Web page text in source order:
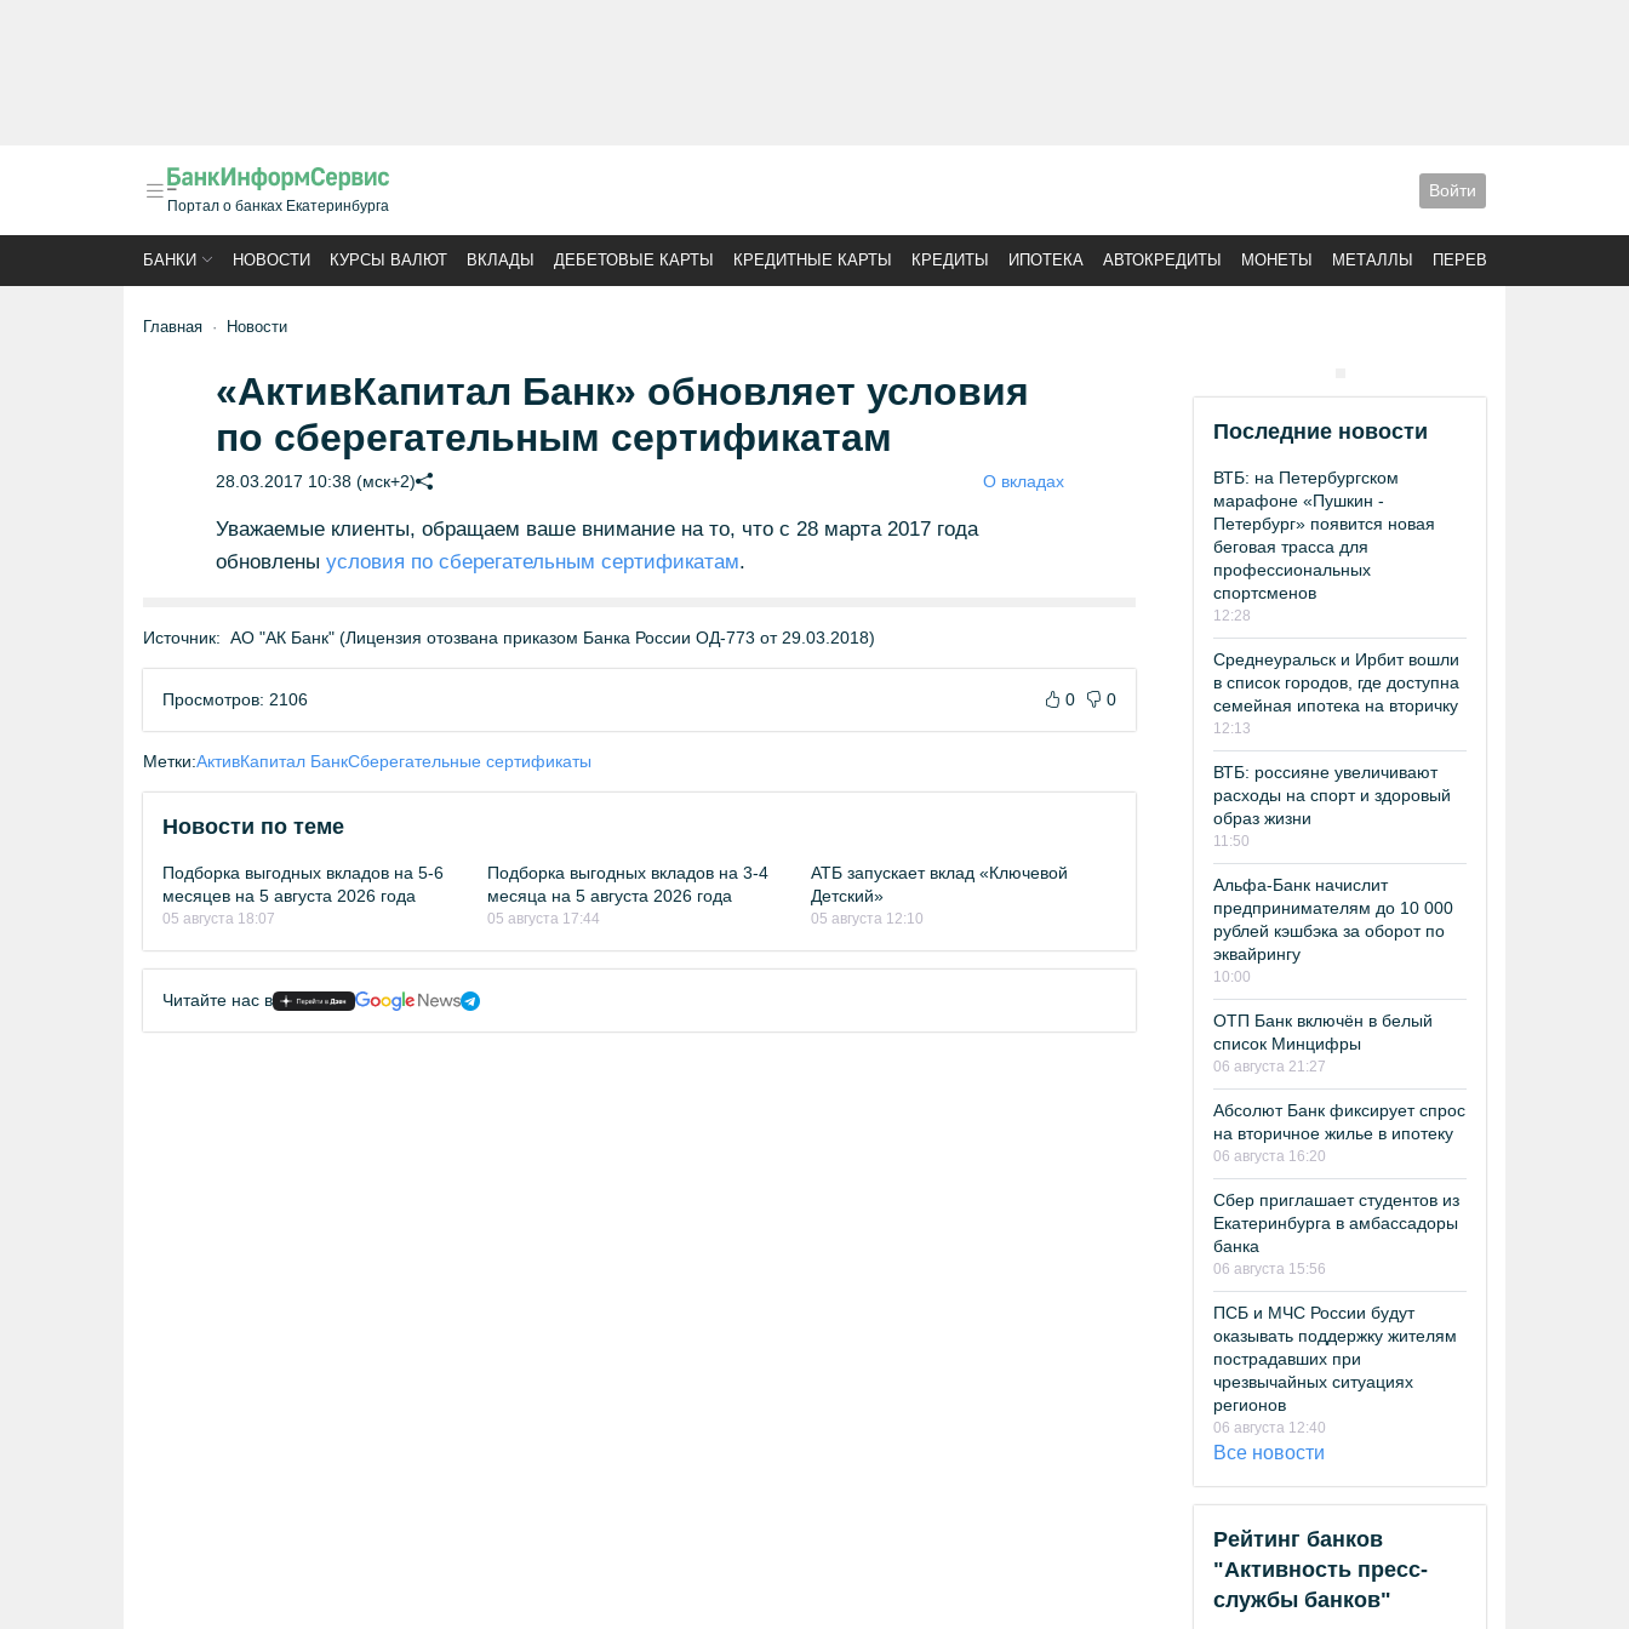
Портал о банках Екатеринбурга
Войти
БАНКИ НОВОСТИ КУРСЫ ВАЛЮТ ВКЛАДЫ ДЕБЕТОВЫЕ КАРТЫ КРЕДИТНЫЕ КАРТЫ КРЕДИТЫ ИПОТЕКА АВТОКРЕДИТЫ МОНЕТЫ МЕТАЛЛЫ ПЕРЕВОДЫ
Главная Новости
«АктивКапитал Банк» обновляет условия
по сберегательным сертификатам
28.03.2017 10:38 (мск+2) О вкладах
Уважаемые клиенты, обращаем ваше внимание на то, что с 28 марта 2017 года
обновлены условия по сберегательным сертификатам.
Источник: АО "АК Банк" (Лицензия отозвана приказом Банка России ОД-773 от 29.03.2018)
Просмотров: 2106 0 0
Метки:АктивКапитал БанкСберегательные сертификаты
Новости по теме
Подборка выгодных вкладов на 5-6
месяцев на 5 августа 2026 года
05 августа 18:07
Подборка выгодных вкладов на 3-4
месяца на 5 августа 2026 года
05 августа 17:44
АТБ запускает вклад «Ключевой
Детский»
05 августа 12:10
Читайте нас в
Последние новости
ВТБ: на Петербургском
марафоне «Пушкин -
Петербург» появится новая
беговая трасса для
профессиональных
спортсменов
12:28
Среднеуральск и Ирбит вошли
в список городов, где доступна
семейная ипотека на вторичку
12:13
ВТБ: россияне увеличивают
расходы на спорт и здоровый
образ жизни
11:50
Альфа-Банк начислит
предпринимателям до 10 000
рублей кэшбэка за оборот по
эквайрингу
10:00
ОТП Банк включён в белый
список Минцифры
06 августа 21:27
Абсолют Банк фиксирует спрос
на вторичное жилье в ипотеку
06 августа 16:20
Сбер приглашает студентов из
Екатеринбурга в амбассадоры
банка
06 августа 15:56
ПСБ и МЧС России будут
оказывать поддержку жителям
пострадавших при
чрезвычайных ситуациях
регионов
06 августа 12:40
Все новости
Рейтинг банков
"Активность пресс-
службы банков"